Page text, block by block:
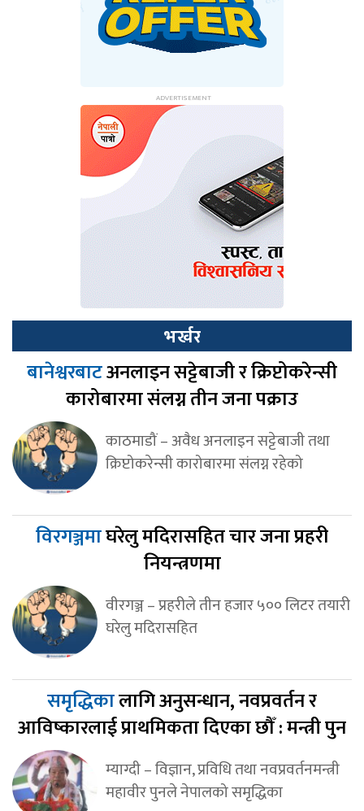
भर्खर
बानेश्वरबाटअनलाइन सट्टेबाजी र क्रिप्टोकरेन्सी
कारोबारमा संलग्न तीन जना पक्राउ
काठमाडौं – अवैध अनलाइन सट्टेबाजी तथा
क्रिप्टोकरेन्सी कारोबारमा संलग्न रहेको
विरगञ्जमाघरेलु मदिरासहित चार जना प्रहरी
नियन्त्रणमा
वीरगञ्ज – प्रहरीले तीन हजार ५०० लिटर तयारी
घरेलु मदिरासहित
समृद्धिकालागि अनुसन्धान, नवप्रवर्तन र
आविष्कारलाई प्राथमिकता दिएका छौँ : मन्त्री पुन
म्याग्दी – विज्ञान, प्रविधि तथा नवप्रवर्तनमन्त्री
महावीर पुनले नेपालको समृद्धिका